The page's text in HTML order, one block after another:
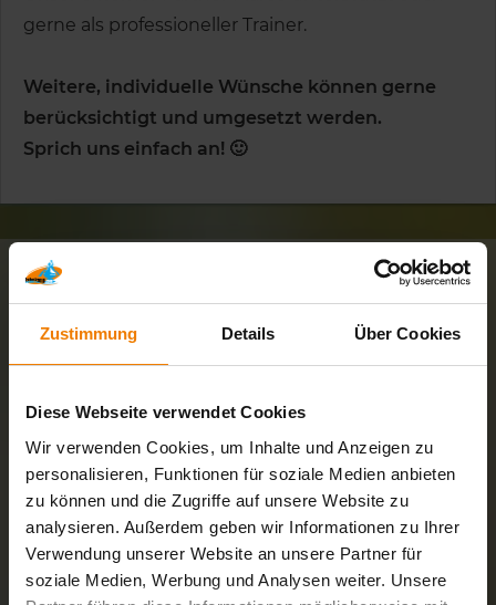
Zustimmung Details Über Cookies
Diese Webseite verwendet Cookies
Wir verwenden Cookies, um Inhalte und Anzeigen zu
personalisieren, Funktionen für soziale Medien anbieten
zu können und die Zugriffe auf unsere Website zu
analysieren. Außerdem geben wir Informationen zu Ihrer
Verwendung unserer Website an unsere Partner für
soziale Medien, Werbung und Analysen weiter. Unsere
gerne als professioneller Trainer.
Weitere, individuelle Wünsche können gerne
berücksichtigt und umgesetzt werden.
Sprich uns einfach an! 🙂
Kontaktiere uns
35578 Wetzlar
06441 - 4442705 (Mo.-Fr. 09:00 - 17:00 Uhr)
info@lahnkanu.com
Impressum